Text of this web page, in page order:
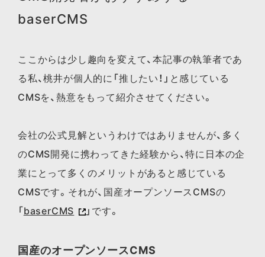
baserCMS
ここからは少し趣向を変えて、本記事の執筆者であ
る私、桃井が個人的に「推したい！」と感じている
CMSを、熱意をもって紹介させてください。
会社の公式見解というわけではありませんが、多く
のCMS開発に携わってきた経験から、特に日本の企
業にとって多くのメリットがあると感じている
CMSです。それが、国産オープンソースCMSの
「baserCMS 」です。
国産のオープンソースCMS